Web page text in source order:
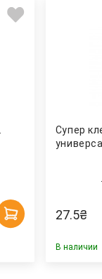
Супер
27.5₴
В наличии